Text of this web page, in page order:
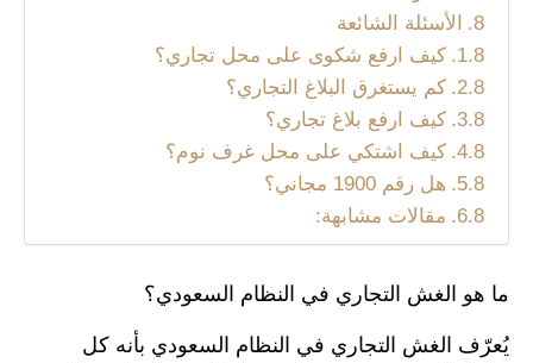
الأسئلة الشائعة
كيف ارفع شكوى على محل تجاري؟
كم يستغرق البلاغ التجاري؟
كيف ارفع بلاغ تجاري؟
كيف اشتكي على محل غرف نوم؟
هل رقم 1900 مجاني؟
مقالات مشابهة:
ما هو الغش التجاري في النظام السعودي؟
يُعرّف الغش التجاري في النظام السعودي بأنه كل